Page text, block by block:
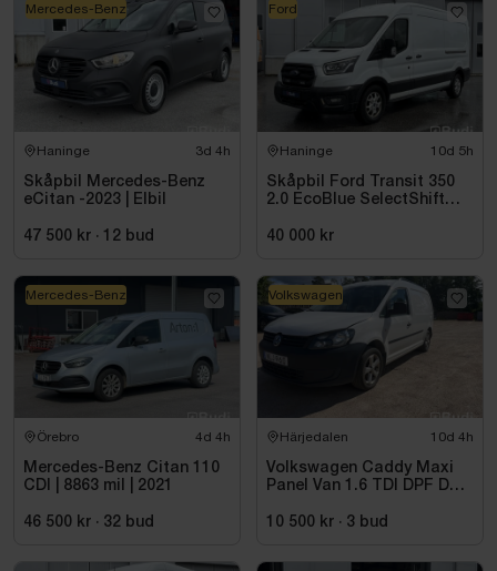
Haninge 3d 4h
Skåpbil Mercedes-Benz
eCitan -2023 | Elbil
47 500 kr · 12 bud
Mercedes-Benz
Haninge 10d 5h
Skåpbil Ford Transit 350
2.0 EcoBlue SelectShift
40 000 kr
Ford
Örebro 4d 4h
Mercedes-Benz Citan 110
CDI | 8863 mil | 2021
46 500 kr · 32 bud
Mercedes-Benz
Härjedalen 10d 4h
Volkswagen Caddy Maxi
Panel Van 1.6 TDI DPF DSG
10 500 kr · 3 bud
Volkswagen